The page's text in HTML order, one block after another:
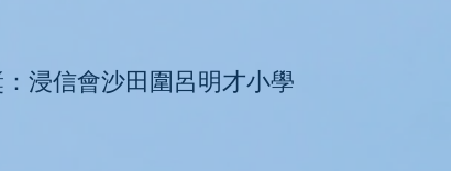
浸信會沙田圍呂明才小學